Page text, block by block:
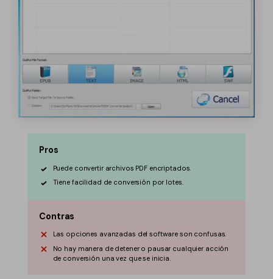
Pros
Puede convertir archivos PDF encriptados.
Tiene facilidad de conversión por lotes.
Contras
Las opciones avanzadas del software son confusas.
No hay manera de detener o pausar cualquier acción
de conversión una vez que se inicia.